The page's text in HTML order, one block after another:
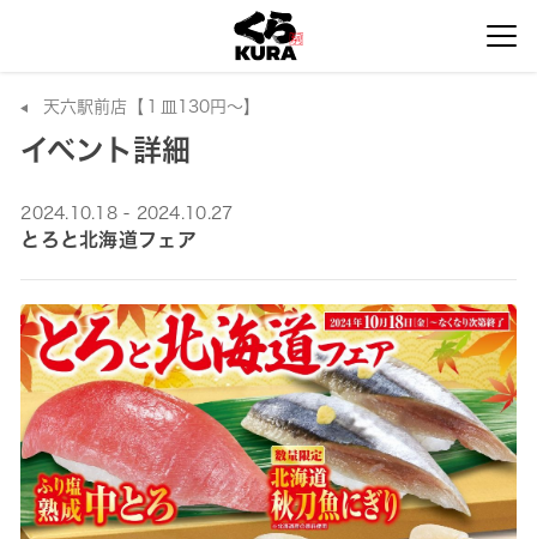
天六駅前店【１皿130円～】
イベント詳細
2024.10.18 - 2024.10.27
とろと北海道フェア